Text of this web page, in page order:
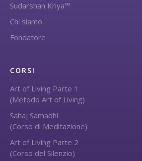
Sudarshan Kriya™
Chi siamo
Fondatore
CORSI
Art of Living Parte 1
(Metodo Art of Living)
Sahaj Samadhi
(Corso di Meditazione)
Art of Living Parte 2
(Corso del Silenzio)